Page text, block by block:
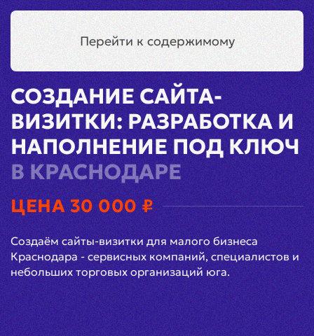
Перейти к содержимому
СОЗДАНИЕ САЙТА-
ВИЗИТКИ: РАЗРАБОТКА И
НАПОЛНЕНИЕ ПОД КЛЮЧ
В КРАСНОДАРЕ
ЦЕНА 30 000 ₽
Создаём сайты-визитки для малого бизнеса
Краснодара - сервисных компаний, специалистов и
небольших торговых организаций юга.
+7 (912) 861-11-52 Telegram
MAX zasovskiyn@gmail.com